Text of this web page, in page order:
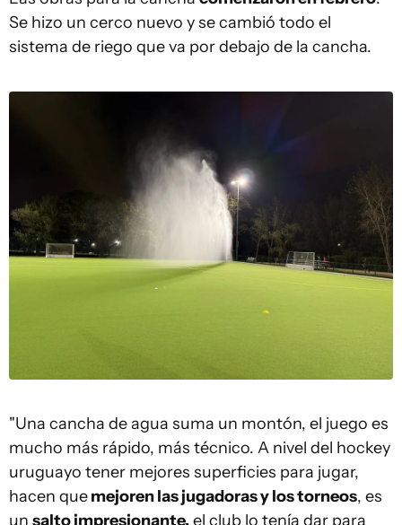
Se hizo un cerco nuevo y se cambió todo el
sistema de riego que va por debajo de la cancha.
"Una cancha de agua suma un montón, el juego es
mucho más rápido, más técnico. A nivel del hockey
uruguayo tener mejores superficies para jugar,
hacen quemejoren las jugadoras y los torneos, es
un salto impresionante. el club lo tenía dar para